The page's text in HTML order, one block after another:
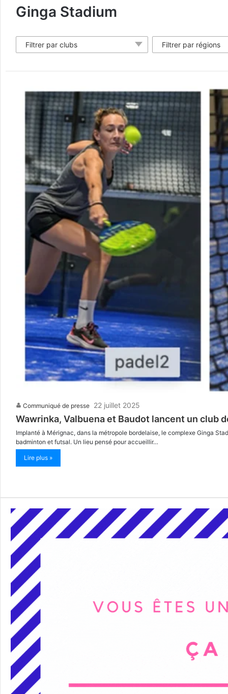
Ginga Stadium
Filtrer par clubs Filtrer par régions
Communiqué de presse 22 juillet 2025
Wawrinka, Valbuena et Baudot lancent un club
Implanté à Mérignac, dans la métropole bordelaise, le complexe Ginga
badminton et futsal. Un lieu pensé pour accueillir…
Lire plus »